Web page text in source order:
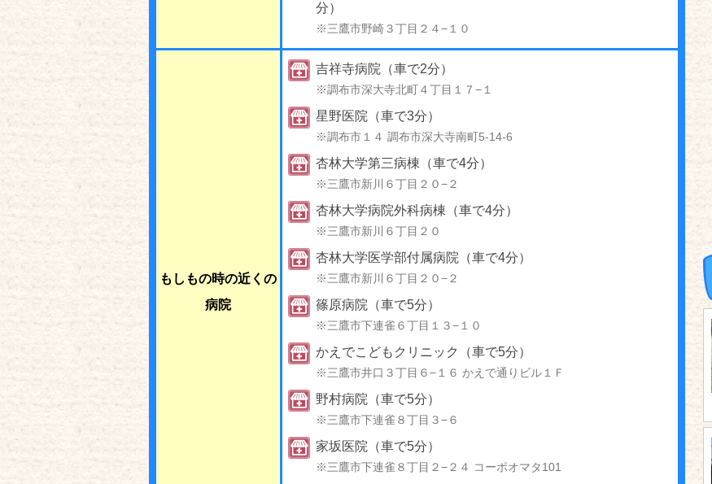
分）
※三鷹市野崎３丁目２４−１０
もしもの時の近くの
病院
吉祥寺病院（車で2分）
※調布市深大寺北町４丁目１７−１
星野医院（車で3分）
※調布市１４ 調布市深大寺南町5-14-6
杏林大学第三病棟（車で4分）
※三鷹市新川６丁目２０−２
杏林大学病院外科病棟（車で4分）
※三鷹市新川６丁目２０
杏林大学医学部付属病院（車で4分）
※三鷹市新川６丁目２０−２
篠原病院（車で5分）
※三鷹市下連雀６丁目１３−１０
かえでこどもクリニック（車で5分）
※三鷹市井口３丁目６−１６ かえで通りビル１Ｆ
野村病院（車で5分）
※三鷹市下連雀８丁目３−６
家坂医院（車で5分）
※三鷹市下連雀８丁目２−２４ コーポオマタ101